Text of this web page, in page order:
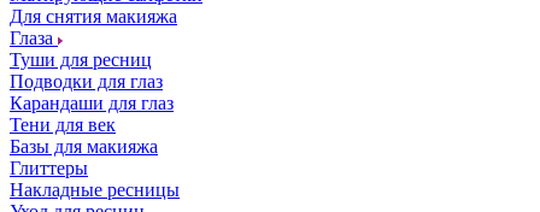
Для снятия макияжа
Глаза
Туши для ресниц
Подводки для глаз
Карандаши для глаз
Тени для век
Базы для макияжа
Глиттеры
Накладные ресницы